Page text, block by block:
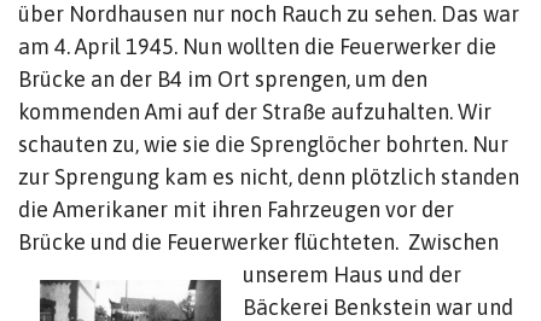
über Nordhausen nur noch Rauch zu sehen. Das war
am 4. April 1945. Nun wollten die Feuerwerker die
Brücke an der B4 im Ort sprengen, um den
kommenden Ami auf der Straße aufzuhalten. Wir
schauten zu, wie sie die Sprenglöcher bohrten. Nur
zur Sprengung kam es nicht, denn plötzlich standen
die Amerikaner mit ihren Fahrzeugen vor der
Brücke und die Feuerwerker flüchteten. Zwischen
unserem Haus und der
Bäckerei Benkstein war und